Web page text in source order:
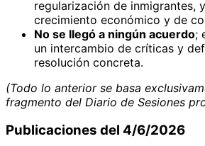
regularización de inmigrantes,
crecimiento económico y de
No se llegó a ningún acuerdo;
un intercambio de críticas y
resolución concreta.
(Todo lo anterior se basa
fragmento del Diario de Sesiones
Publicaciones del 4/6/2026